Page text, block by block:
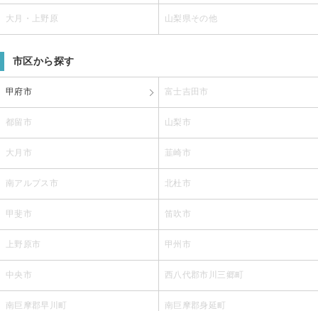
大月・上野原 山梨県その他
市区から探す
甲府市 富士吉田市
都留市 山梨市
大月市 韮崎市
南アルプス市 北杜市
甲斐市 笛吹市
上野原市 甲州市
中央市 西八代郡市川三郷町
南巨摩郡早川町 南巨摩郡身延町